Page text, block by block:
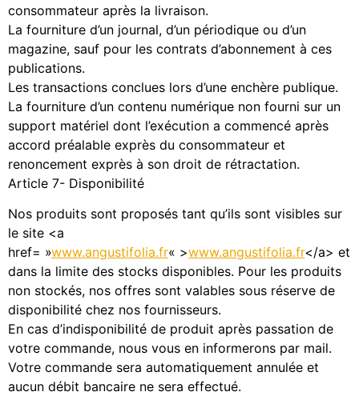
consommateur après la livraison.
La fourniture d’un journal, d’un périodique ou d’un
magazine, sauf pour les contrats d’abonnement à ces
publications.
Les transactions conclues lors d’une enchère publique.
La fourniture d’un contenu numérique non fourni sur un
support matériel dont l’exécution a commencé après
accord préalable exprès du consommateur et
renoncement exprès à son droit de rétractation.
Article 7- Disponibilité
Nos produits sont proposés tant qu’ils sont visibles sur
le site <a
href= »www.angustifolia.fr« >www.angustifolia.fr</a> et
dans la limite des stocks disponibles. Pour les produits
non stockés, nos offres sont valables sous réserve de
disponibilité chez nos fournisseurs.
En cas d’indisponibilité de produit après passation de
votre commande, nous vous en informerons par mail.
Votre commande sera automatiquement annulée et
aucun débit bancaire ne sera effectué.